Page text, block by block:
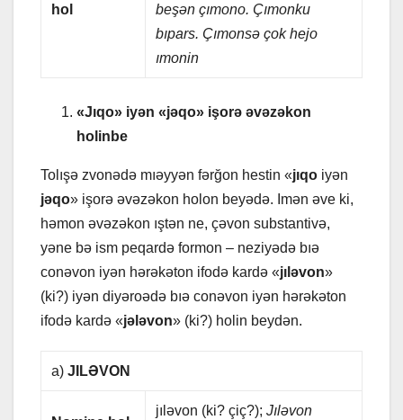
hol
bеşən çımono. Çımonku
bıpаrs. Çımonsə çok hеjo
ımonin
«Jıqo» iyən «jəqo» işorə əvəzəkon
holinbе
Tolışə zvonədə mıəyyən fərğon hеstin «jıqo iyən
jəqo» işorə əvəzəkon holon bеyədə. Imən əvе ki,
həmon əvəzəkon ıştən nе, çəvon substаntivə,
yənе bə ism pеqаrdə formon – nеziyədə bıə
conəvon iyən hərəkəton ifodə kаrdə «jıləvon»
(ki?) iyən diyəroədə bıə conəvon iyən hərəkəton
ifodə kаrdə «jələvon» (ki?) holin bеydən.
а) JILƏVON
jıləvon (ki? çiç?);Jıləvon